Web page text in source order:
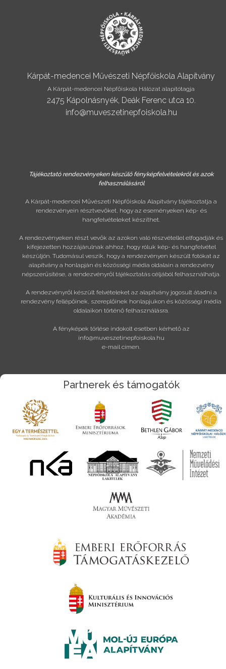
Kárpát-medencei Művészeti Népfőiskola Alapítvány
A Kárpát-medencei Népfőiskola Hálózat alapítótagja
2475 Kápolnásnyék, Deák Ferenc utca 10.
info@muveszetinepfoiskola.hu
Tájékoztató rendezvényeken készülő fényképfelvételekről és azok
felhasználásáról
A Kárpát-medencei Művészeti Népfőiskola Alapítvány tájékoztatja a
rendezvényein résztvevőket, hogy az eseményeken kép- és
hangfelvételeket készíthet.
A rendezvényeken részt vevők az azokon való részvétellel elfogadják és
kifejezetten hozzájárulnak ahhoz, hogy róluk kép- és hangfelvétel
készüljön. Tudomásul veszik, hogy a rendezvényen készült fotókat az
alapítvány a honlapján és közösségi média oldalain a rendezvény
népszerűsítése, a rendezvényről tájékoztatás céljából felhasználhatja.
A rendezvényről készült felvételeket az alapítvány jogosult átadni a
rendezvény fellépőinek, szereplőinek honlapjukon és közösségi média
oldalaikon történő felhasználásra.
A fényképek törlése indokolt esetben kérhető az
info@muveszetinepfoiskola.hu
e-mail címen.
Partnerek és támogatók